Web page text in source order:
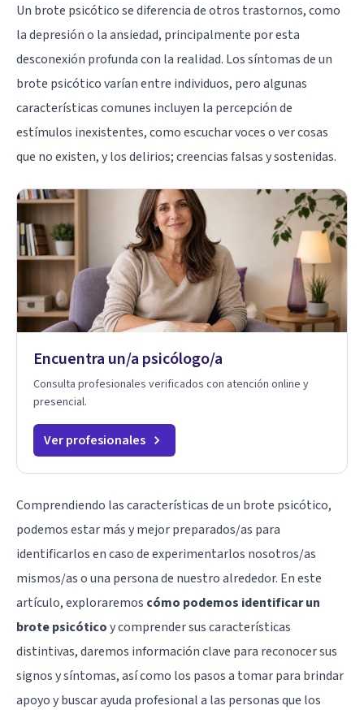
Un brote psicótico se diferencia de otros trastornos, como
la depresión o la ansiedad, principalmente por esta
desconexión profunda con la realidad. Los síntomas de un
brote psicótico varían entre individuos, pero algunas
características comunes incluyen la percepción de
estímulos inexistentes, como escuchar voces o ver cosas
que no existen, y los delirios; creencias falsas y sostenidas.
Encuentra un/a psicólogo/a
Consulta profesionales verificados con atención online y
presencial.
Ver profesionales
Comprendiendo las características de un brote psicótico,
podemos estar más y mejor preparados/as para
identificarlos en caso de experimentarlos nosotros/as
mismos/as o una persona de nuestro alrededor. En este
artículo, exploraremos cómo podemos identificar un
brote psicóticoy comprender sus características
distintivas, daremos información clave para reconocer sus
signos y síntomas, así como los pasos a tomar para brindar
apoyo y buscar ayuda profesional a las personas que los